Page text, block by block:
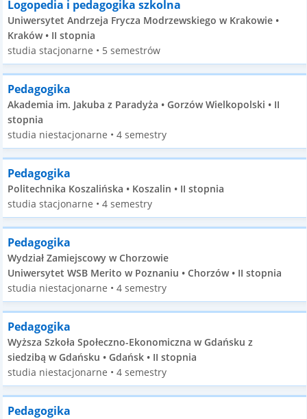
Logopedia i pedagogika szkolna
Uniwersytet Andrzeja Frycza Modrzewskiego w Krakowie •
Kraków • II stopnia
studia stacjonarne • 5 semestrów
Pedagogika
Akademia im. Jakuba z Paradyża • Gorzów Wielkopolski • II
stopnia
studia niestacjonarne • 4 semestry
Pedagogika
Politechnika Koszalińska • Koszalin • II stopnia
studia stacjonarne • 4 semestry
Pedagogika
Wydział Zamiejscowy w Chorzowie
Uniwersytet WSB Merito w Poznaniu • Chorzów • II stopnia
studia niestacjonarne • 4 semestry
Pedagogika
Wyższa Szkoła Społeczno-Ekonomiczna w Gdańsku z
siedzibą w Gdańsku • Gdańsk • II stopnia
studia niestacjonarne • 4 semestry
Pedagogika